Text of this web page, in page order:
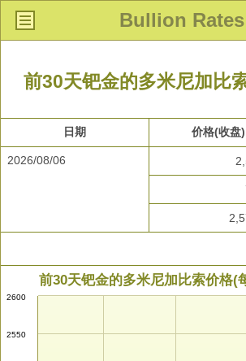
Bullion Rates
前30天钯金的多米尼加比
日期 价格(收盘)
2026/08/06
前30天钯金的多米尼加比索价格(
2550
2600